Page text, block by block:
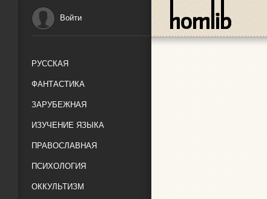
Войти
РУССКАЯ
ФАНТАСТИКА
ЗАРУБЕЖНАЯ
ИЗУЧЕНИЕ ЯЗЫКА
ПРАВОСЛАВНАЯ
ПСИХОЛОГИЯ
ОККУЛЬТИЗМ